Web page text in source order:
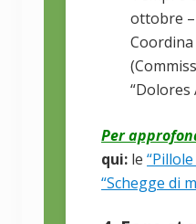
ottobre
“Dolores
Per
qui: le
“Schegge di